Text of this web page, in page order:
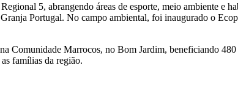
5, abrangendo áreas de esporte, meio ambiente e
Portugal. No campo ambiental, foi inaugurado o
Comunidade Marrocos, no Bom Jardim, beneficiando
famílias da região.